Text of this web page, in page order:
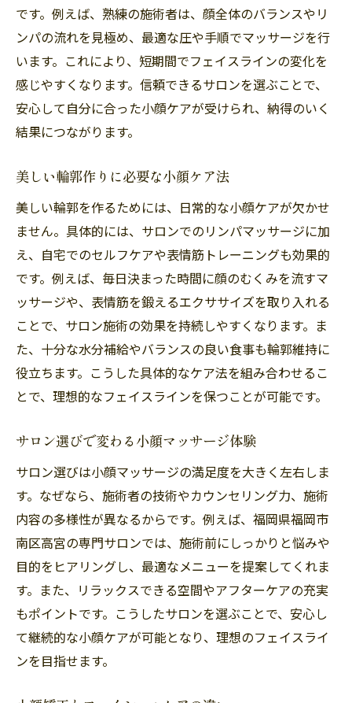
です。例えば、熟練の施術者は、顔全体のバランスやリ
ンパの流れを見極め、最適な圧や手順でマッサージを行
います。これにより、短期間でフェイスラインの変化を
感じやすくなります。信頼できるサロンを選ぶことで、
安心して自分に合った小顔ケアが受けられ、納得のいく
結果につながります。
美しい輪郭作りに必要な小顔ケア法
美しい輪郭を作るためには、日常的な小顔ケアが欠かせ
ません。具体的には、サロンでのリンパマッサージに加
え、自宅でのセルフケアや表情筋トレーニングも効果的
です。例えば、毎日決まった時間に顔のむくみを流すマ
ッサージや、表情筋を鍛えるエクササイズを取り入れる
ことで、サロン施術の効果を持続しやすくなります。ま
た、十分な水分補給やバランスの良い食事も輪郭維持に
役立ちます。こうした具体的なケア法を組み合わせるこ
とで、理想的なフェイスラインを保つことが可能です。
サロン選びで変わる小顔マッサージ体験
サロン選びは小顔マッサージの満足度を大きく左右しま
す。なぜなら、施術者の技術やカウンセリング力、施術
内容の多様性が異なるからです。例えば、福岡県福岡市
南区高宮の専門サロンでは、施術前にしっかりと悩みや
目的をヒアリングし、最適なメニューを提案してくれま
す。また、リラックスできる空間やアフターケアの充実
もポイントです。こうしたサロンを選ぶことで、安心し
て継続的な小顔ケアが可能となり、理想のフェイスライ
ンを目指せます。